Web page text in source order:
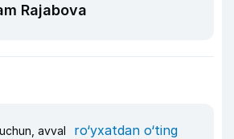
Rajabova
avval ro‘yxatdan o‘ting